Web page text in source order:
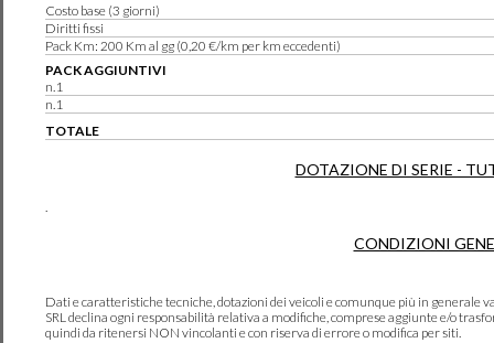
Costo base (3 giorni)
Diritti fissi
Pack Km: 200 Km al gg (0,20 €/km per km eccedenti)
PACK AGGIUNTIVI
n.1
n.1
TOTALE
DOTAZIONE DI SERIE -
CONDIZIONI
Dati e caratteristiche tecniche, dotazioni dei veicoli e comunque più in generale
SRL declina ogni responsabilità relativa a modifiche, comprese aggiunte e/o
quindi da ritenersi NON vincolanti e con riserva di errore o modifica per siti.